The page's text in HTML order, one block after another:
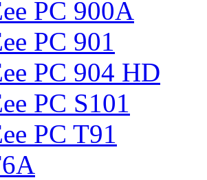
PC 900A
PC 901
PC 904 HD
PC S101
PC T91